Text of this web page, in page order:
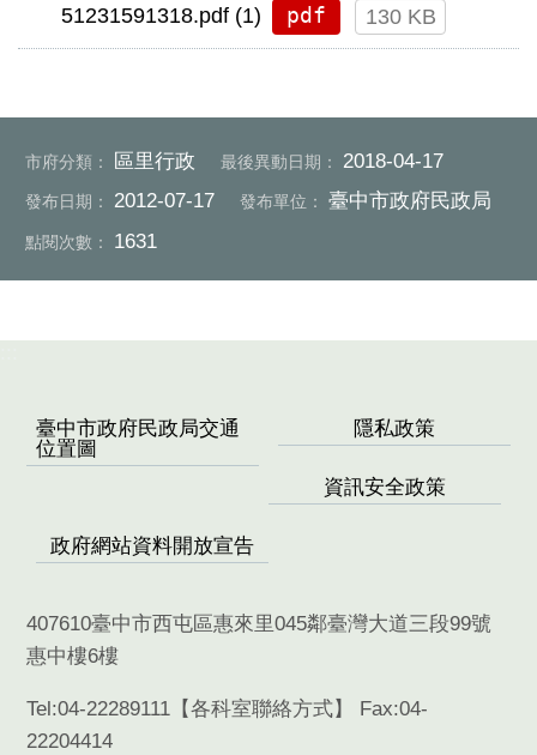
51231591318.pdf (1)
pdf 130 KB
市府分類： 區里行政 最後異動日期： 2018-04-17
發布日期： 2012-07-17 發布單位： 臺中市政府民政局
點閱次數： 1631
臺中市政府民政局交通
位置圖
隱私政策
資訊安全政策
政府網站資料開放宣告
407610臺中市西屯區惠來里045鄰臺灣大道三段99號
惠中樓6樓
Tel:04-22289111【各科室聯絡方式】 Fax:04-
22204414